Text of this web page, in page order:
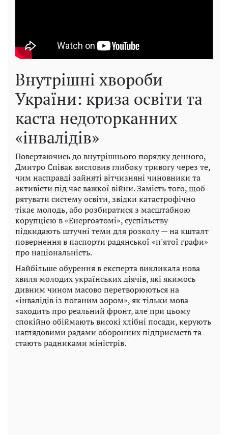
Внутрішні хвороби
України: криза освіти та
каста недоторканних
«інвалідів»
Повертаючись до внутрішнього порядку денного,
Дмитро Співак висловив глибоку тривогу через те,
чим насправді зайняті вітчизняні чиновники та
активісти під час важкої війни. Замість того, щоб
рятувати систему освіти, звідки катастрофічно
тікає молодь, або розбиратися з масштабною
корупцією в «Енергоатомі», суспільству
підкидають штучні теми для розколу — на кшталт
повернення в паспорти радянської «п'ятої графи»
про національність.
Найбільше обурення в експерта викликала нова
хвиля молодих українських діячів, які якимось
дивним чином масово перетворюються на
«інвалідів із поганим зором», як тільки мова
заходить про реальний фронт, але при цьому
спокійно обіймають високі хлібні посади, керують
наглядовими радами оборонних підприємств та
стають радниками міністрів.